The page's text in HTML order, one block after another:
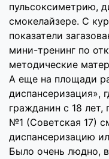
пульсоксиметрию,
смокелайзере. С
показатели
мини-тренинг по
методические
А еще на площади
гражданин с 18
№1 (Советская 17)
диспансеризацию
Было очень людно,